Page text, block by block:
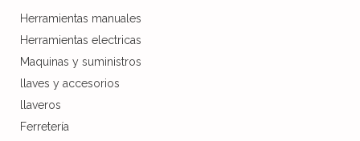
Herramientas manuales
Herramientas electricas
Maquinas y suministros
llaves y accesorios
llaveros
Ferretería